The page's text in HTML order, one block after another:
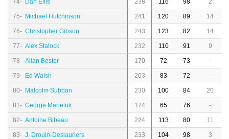
74- Dan Ellis 238 116 98 2
75- Michael Hutchinson 241 120 89 14
76- Christopher Gibson 243 123 82 14
77- Alex Stalock 232 110 91 9
78- Allan Bester 170 72 73 -
79- Ed Walsh 203 83 72 -
80- Malcolm Subban 230 100 84 20
81- George Maneluk 174 65 76 -
82- Antoine Bibeau 224 113 80 11
83- J. Drouin-Deslauriers 233 104 98 3